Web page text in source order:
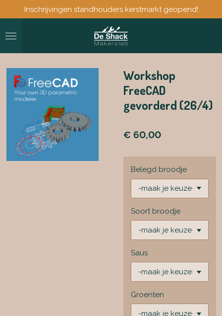
direct
naar
hoofdinhoud
Inschrijvingen standhouders kerstmarkt geopend!
Workshop
FreeCAD
gevorderd (26/4)
€ 60,00
Belegd broodje
Soort broodje
Saus
Groenten